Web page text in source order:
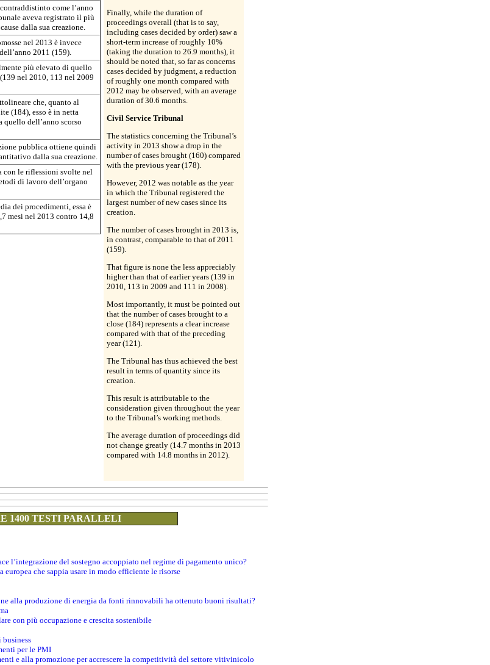
come l’anno
aveva registrato il più
dalla sua creazione.
nel 2013 è invece
2011 (159).
più elevato di quello
nel 2010, 113 nel 2009
che, quanto al
(184), esso è in netta
quello dell’anno scorso
pubblica ottiene quindi
dalla sua creazione.
con le riflessioni svolte nel
di lavoro dell’organo
dei procedimenti, essa è
mesi nel 2013 contro 14,8
Finally, while the duration of
proceedings overall (that is to say,
including cases decided by order) saw a
short-term increase of roughly 10%
(taking the duration to 26.9 months), it
should be noted that, so far as concerns
cases decided by judgment, a reduction
of roughly one month compared with
2012 may be observed, with an average
duration of 30.6 months.
Civil Service Tribunal
The statistics concerning the Tribunal’s
activity in 2013 show a drop in the
number of cases brought (160) compared
with the previous year (178).
However, 2012 was notable as the year
in which the Tribunal registered the
largest number of new cases since its
creation.
The number of cases brought in 2013 is,
in contrast, comparable to that of 2011
(159).
That figure is none the less appreciably
higher than that of earlier years (139 in
2010, 113 in 2009 and 111 in 2008).
Most importantly, it must be pointed out
that the number of cases brought to a
close (184) represents a clear increase
compared with that of the preceding
year (121).
The Tribunal has thus achieved the best
result in terms of quantity since its
creation.
This result is attributable to the
consideration given throughout the year
to the Tribunal’s working methods.
The average duration of proceedings did
not change greatly (14.7 months in 2013
compared with 14.8 months in 2012).
1400 TESTI PARALLELI
l’integrazione del sostegno accoppiato nel regime di pagamento unico?
che sappia usare in modo efficiente le risorse
alla produzione di energia da fonti rinnovabili ha ottenuto buoni risultati?
con più occupazione e crescita sostenibile
per le PMI
e alla promozione per accrescere la competitività del settore vitivinicolo